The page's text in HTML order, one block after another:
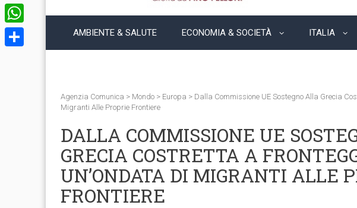
AMBIENTE & SALUTE ECONOMIA & SOCIETÀ ITALIA
Agenzia Comunica > Mondo > Europa > Dalla Commissione UE Sostegno Alla Grecia
Migranti Alle Proprie Frontiere
DALLA COMMISSIONE UE
GRECIA COSTRETTA A
UN’ONDATA DI MIGRANTI ALLE
FRONTIERE
Twitter
WhatsApp